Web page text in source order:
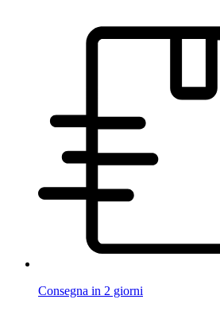
Consegna in 2 giorni